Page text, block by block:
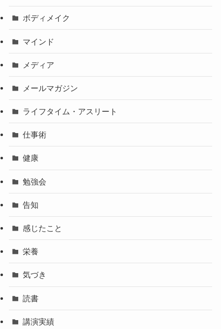
ボディメイク
マインド
メディア
メールマガジン
ライフタイム・アスリート
仕事術
健康
勉強会
告知
感じたこと
栄養
気づき
読書
講演実績